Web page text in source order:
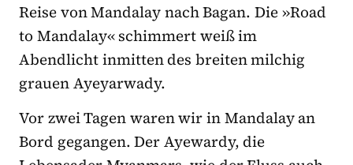
Reise von Mandalay nach Bagan. Die »Road
to Mandalay« schimmert weiß im
Abendlicht inmitten des breiten milchig
grauen Ayeyarwady.
Vor zwei Tagen waren wir in Mandalay an
Bord gegangen. Der Ayewardy, die